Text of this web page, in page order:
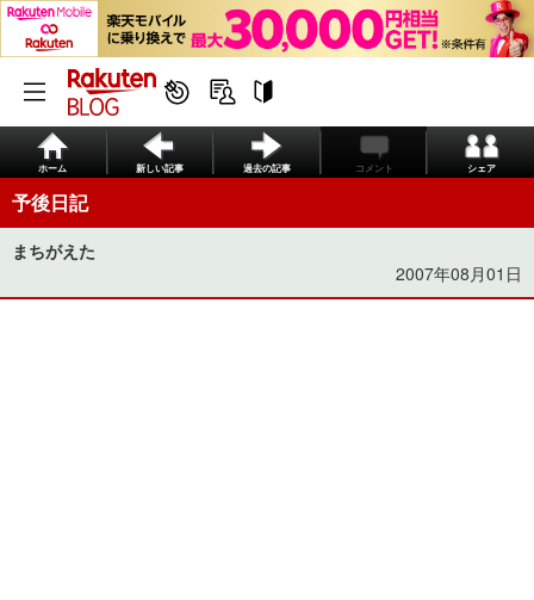
ホーム 新しい記事 過去の記事 コメント シェア
予後日記
まちがえた
2007年08月01日